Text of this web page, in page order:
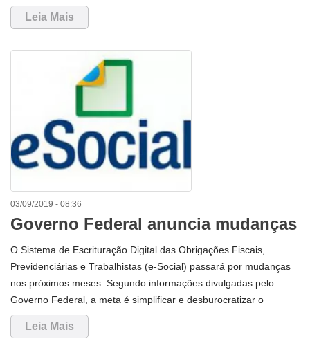
(REP) é o equipamento de automação utilizado exclusivamente
para o registro de jornada de trabalho e com capacidade para
referentes à entrada e à saída de empregados nos locais de tra
Leia Mais
03/09/2019 - 08:36
Governo Federal anuncia mudanças
na plataforma do e-Social
O Sistema de Escrituração Digital das Obrigações Fiscais,
Previdenciárias e Trabalhistas (e-Social) passará por mudanças
nos próximos meses. Segundo informações divulgadas pelo
Governo Federal, a meta é simplificar e desburocratizar o
sistema, com o objetivo de gerar novos empregos e estimular a
economia do país.O anuncio das mudanças foi feito pelos
Leia Mais